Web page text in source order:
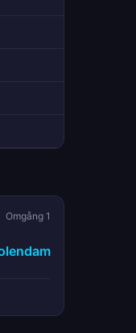
Omgång 1